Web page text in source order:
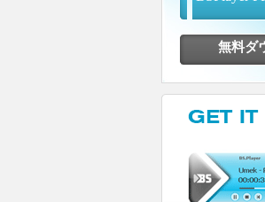
無料ダ